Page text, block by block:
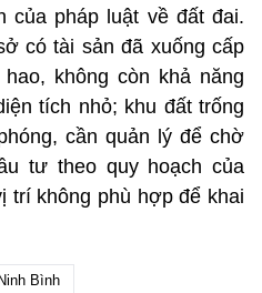
của pháp luật về đất đai.
có tài sản đã xuống cấp
không còn khả năng
tích nhỏ; khu đất trống
cần quản lý để chờ
tư theo quy hoạch của
trí không phù hợp để khai
Bình